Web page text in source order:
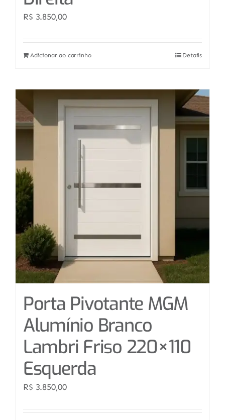
R$ 3.850,00
Adicionar ao carrinho Details
Porta Pivotante MGM
Alumínio Branco
Lambri Friso 220×110
Esquerda
R$ 3.850,00